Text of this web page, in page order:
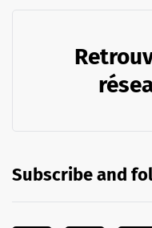
Subscribe and